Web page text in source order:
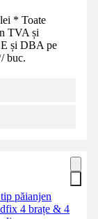
* Toate
TVA și
și DBA pe
/ buc.
păianjen
4 brațe & 4